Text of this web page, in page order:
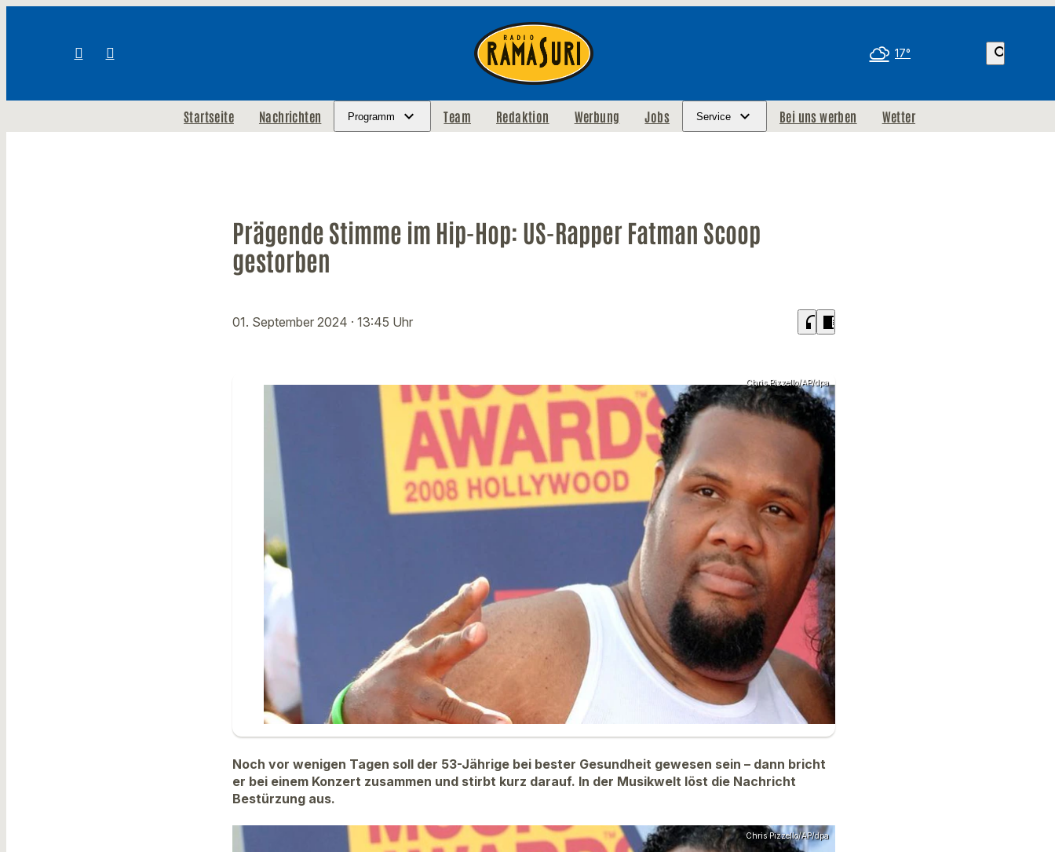
17° search
Startseite Nachrichten Programm Team Redaktion Werbung Jobs Service Bei uns werben Wetter
Prägende Stimme im Hip-Hop: US-Rapper Fatman Scoop
gestorben
01. September 2024 · 13:45 Uhr headphones chrome_reader_mode
Chris Pizzello/AP/dpa
Noch vor wenigen Tagen soll der 53-Jährige bei bester Gesundheit gewesen sein – dann bricht
er bei einem Konzert zusammen und stirbt kurz darauf. In der Musikwelt löst die Nachricht
Bestürzung aus.
Chris Pizzello/AP/dpa